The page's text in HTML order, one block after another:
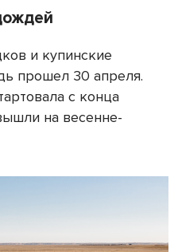
и купинские
прошел 30 апреля.
с конца
на весенне-